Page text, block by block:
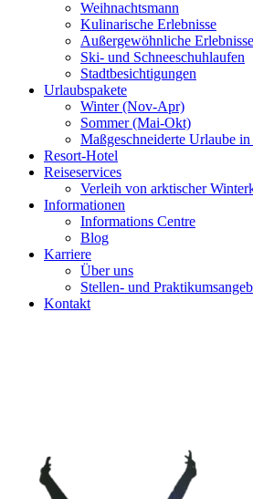
Weihnachtsmann
Kulinarische Erlebnisse
Au­ßer­gewöhnliche Erlebnisse
Ski- und Schneeschuhlaufen
Stadtbesichtigungen
Urlaubspakete
Winter (Nov-Apr)
Sommer (Mai-Okt)
Maßgeschneiderte Urlaube
Resort-Hotel
Reiseservices
Verleih von arktischer
Informationen
Informations Centre
Blog
Karriere
Über uns
Stellen- und
Kontakt